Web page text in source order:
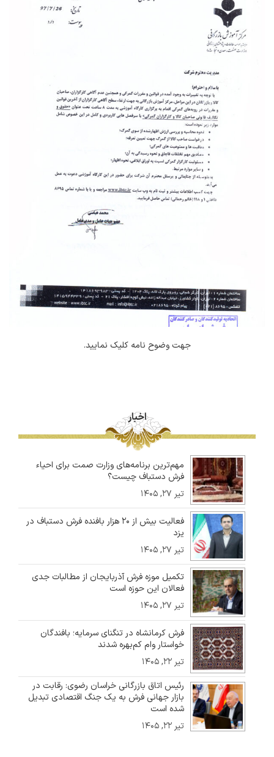
جهت وضوح نامه کلیک نمایید.
اخبار
مهم‌ترین برنامه‌های وزارت صمت برای احیاء
فرش دستباف چیست؟
تیر ۲۷, ۱۴۰۵
فعالیت بیش از ۲۰ هزار بافنده فرش دستباف در
یزد
تیر ۲۷, ۱۴۰۵
تکمیل موزه فرش آذربایجان از مطالبات جدی
فعالان این حوزه است
تیر ۲۷, ۱۴۰۵
فرش کرمانشاه در تنگنای سرمایه؛ بافندگان
خواستار وام کم‌بهره شدند
تیر ۲۲, ۱۴۰۵
رئیس اتاق بازرگانی خراسان رضوی: رقابت در
بازار جهانی فرش به یک جنگ اقتصادی تبدیل
شده است
تیر ۲۲, ۱۴۰۵